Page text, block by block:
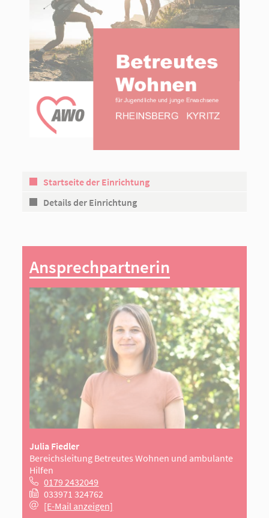
Startseite der Einrichtung
Details der Einrichtung
Ansprechpartnerin
Julia Fiedler
Bereichsleitung Betreutes Wohnen und ambulante
Hilfen
0179 2432049
033971 324762
[E-Mail anzeigen]